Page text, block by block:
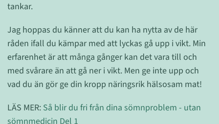
tankar.
Jag hoppas du känner att du kan ha nytta av de här
råden ifall du kämpar med att lyckas gå upp i vikt. Min
erfarenhet är att många gånger kan det vara till och
med svårare än att gå ner i vikt. Men ge inte upp och
vad du än gör ge din kropp näringsrik hälsosam mat!
LÄS MER: Så blir du fri från dina sömnproblem - utan
sömnmedicin Del 1